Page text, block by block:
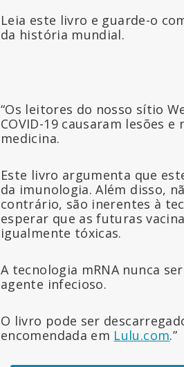
Leia este livro e guarde-o
da história mundial.
“Os leitores do nosso sítio
COVID-19 causaram lesões
medicina.
Este livro argumenta que
da imunologia. Além disso,
contrário, são inerentes à
esperar que as futuras
igualmente tóxicas.
A tecnologia mRNA nunca
agente infecioso.
O livro pode ser
encomendada em Lulu.com.”